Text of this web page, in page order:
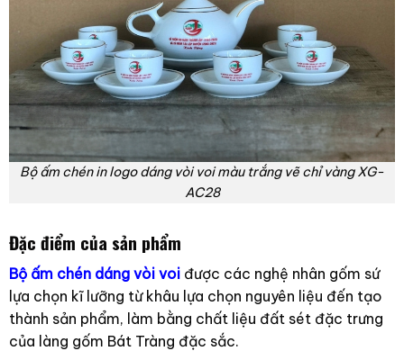
Bộ ấm chén in logo dáng vòi voi màu trắng vẽ chỉ vàng XG-
AC28
Đặc điểm của sản phẩm
Bộ ấm chén dáng vòi voiđược các nghệ nhân gốm sứ
lựa chọn kĩ lưỡng từ khâu lựa chọn nguyên liệu đến tạo
thành sản phẩm, làm bằng chất liệu đất sét đặc trưng
của làng gốm Bát Tràng đặc sắc.